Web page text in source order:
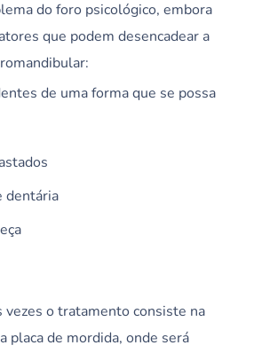
do foro psicológico, embora
que podem desencadear a
de uma forma que se possa
dentária
o tratamento consiste na
placa de mordida, onde será